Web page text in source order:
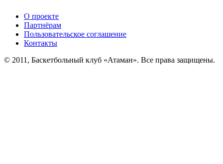
О проекте
Партнёрам
Пользовательское соглашение
Контакты
© 2011, Баскетбольный клуб «Атаман». Все права защищены.